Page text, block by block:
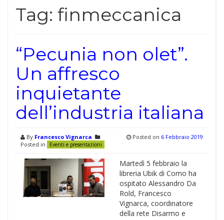
Tag: finmeccanica
“Pecunia non olet”.
Un affresco
inquietante
dell’industria italiana
By Francesco Vignarca
Posted in
Eventi e presentazioni
Posted on 6 Febbraio 2019
Martedì 5 febbraio la
libreria Ubik di Como ha
ospitato Alessandro Da
Rold, Francesco
Vignarca, coordinatore
della rete Disarmo e